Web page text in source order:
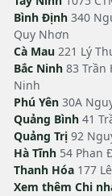
Bình Định 340
Quy Nhơn
Cà Mau 221 Lý
Bắc Ninh 83 Trần
Ninh
Phú Yên 30A
Quảng Bình 41
Quảng Trị 92
Hà Tĩnh 54 Phan
Thanh Hóa 177
Xem thêm Chi